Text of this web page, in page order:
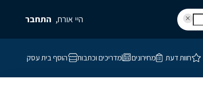
היי אורח, התחבר
חוות דעת מחירונים מדריכים וכתבות הוסף בית עסק